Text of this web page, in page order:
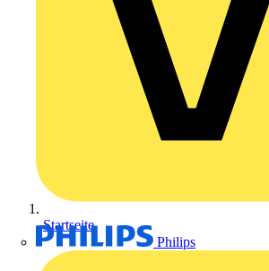
Philips
Startseite